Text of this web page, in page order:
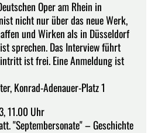
Oper am Rhein in
nicht nur über das neue Werk,
und Wirken als in Düsseldorf
sprechen. Das Interview führt
ist frei. Eine Anmeldung ist
Konrad-Adenauer-Platz 1
11.00 Uhr
"Septembersonate" – Geschichte